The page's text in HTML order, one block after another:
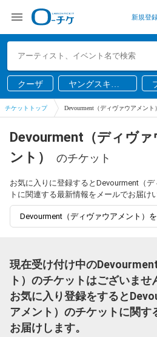
新規登
クーザ
ヤングスキニ
ー
チケットトップ Devourment（ディヴァウアメント）
Devourment（ディヴァ
ント）
のチケット
お気に入りに登録するとDevourment（
トに関連する最新情報をメールでお届け
Devourment（ディヴァウアメント）
現在受け付け中の
ト）のチケットはございませ
お気に入り登録をすると
アメント）のチケットに関す
お届けします。